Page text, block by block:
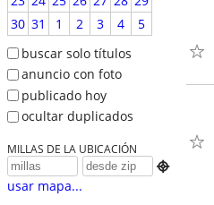
30 31 1 2 3 4
5
buscar solo títulos
anuncio con foto
publicado hoy
ocultar duplicados
MILLAS DE LA UBICACIÓN

usar mapa...